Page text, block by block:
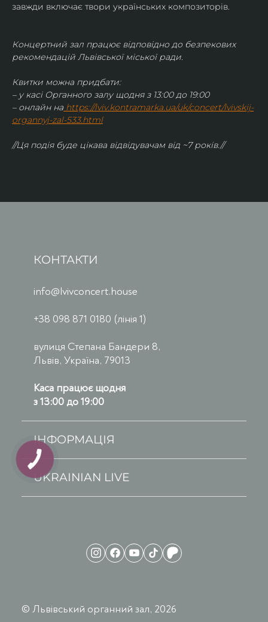
завжди включає твори українських композиторів.
Концертний зал працює відповідно до безпекових
рекомендацій Львівської міської ради.
Квитки можна придбати:
– у касі Органного залу щодня з 13:00 до 19:00
– онлайн на https://lviv.kontramarka.ua/uk/concert/lvivskij-
organnyj-zal-533.html
//Ця подія буде цікава відвідувачам від ~7 років.//
© Львівський органний зал, 2026
КОНТАКТИ
info@lvivconcert.house
+38 098 871 0180 (лінія 1)
вулиця Степана Бандери 8,
Львів, Україна, 79013
Каса працює щодня
з 13:00 до 19:00
ІНФОРМАЦІЯ
UKRAINIAN LIVE